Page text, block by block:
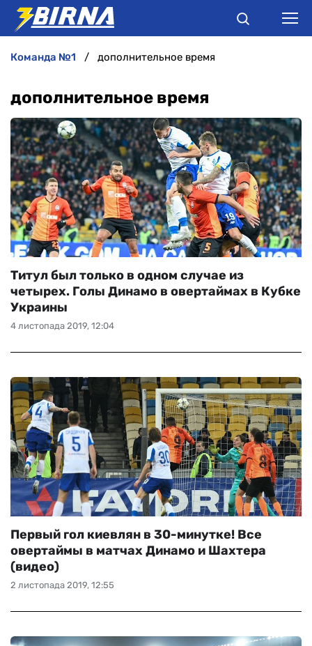
ІНТЕРВ'Ю
РІЗНЕ
БУКМЕКЕРИ
команда №1 дополнительное время
дополнительное время
4 листопада 2019, 12:04
Титул был только в одном случае из
четырех. Голы Динамо в овертаймах в Кубке
Украины
2 листопада 2019, 12:55
Первый гол киевлян в 30-минутке! Все
овертаймы в матчах Динамо и Шахтера
(видео)